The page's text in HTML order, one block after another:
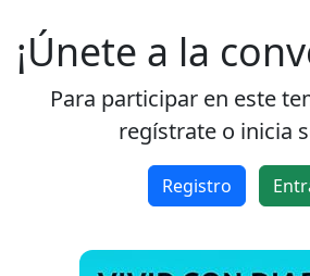
¡Únete a la
Para participar en este
regístrate o inicia
Registro